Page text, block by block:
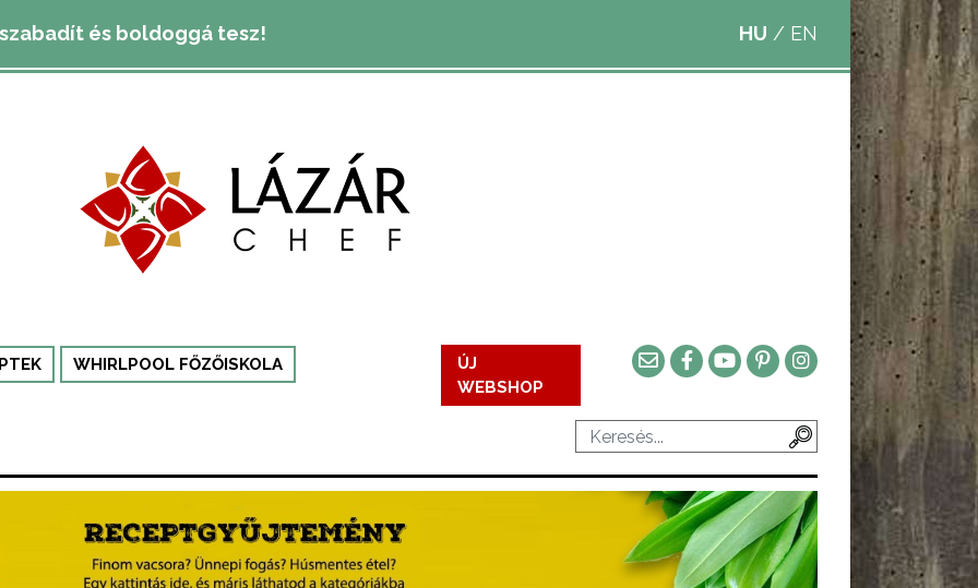
és boldoggá tesz! HU / EN
WHIRLPOOL FŐZŐISKOLA ÚJ
WEBSHOP